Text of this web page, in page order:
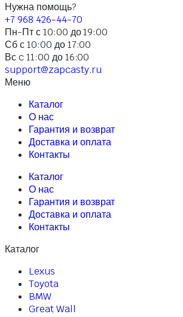
Нужна помощь?
+7 968 426-44-70
Пн-Пт с 10:00 до 19:00
Сб с 10:00 до 17:00
Вс c 11:00 до 16:00
support@zapcasty.ru
Меню
Каталог
О нас
Гарантия и возврат
Доставка и оплата
Контакты
Каталог
О нас
Гарантия и возврат
Доставка и оплата
Контакты
Каталог
Lexus
Toyota
BMW
Great Wall